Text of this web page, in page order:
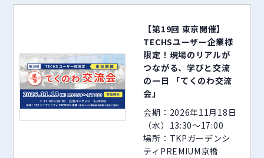
【第19回 東京開催】
TECHSユーザー企業様
限定！現場のリアルが
つながる、学びと交流
の一日 「てくのわ交流
会」
会期：2026年11月18日
（水）13:30～17:00
場所：TKPガーデンシ
ティPREMIUM京橋